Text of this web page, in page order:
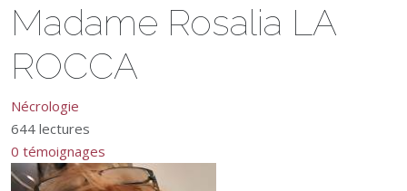
Madame Rosalia LA
ROCCA
Nécrologie
644 lectures
0 témoignages